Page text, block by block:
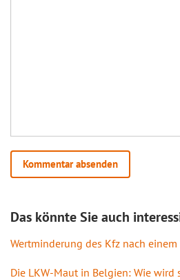
Das könnte Sie auch
Wertminderung des Kfz nach
Die LKW-Maut in Belgien: Wie wird